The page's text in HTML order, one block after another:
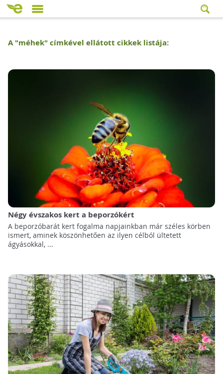
A "méhek" címkével ellátott cikkek listája:
Négy évszakos kert a beporzókért
A beporzóbarát kert fogalma napjainkban már széles körben
ismert, aminek köszönhetően az ilyen célból ültetett
ágyásokkal, ...